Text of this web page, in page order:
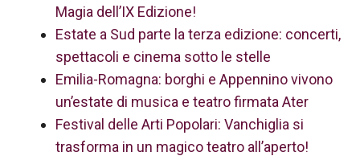
Magia dell’IX Edizione!
Estate a Sud parte la terza edizione: concerti,
spettacoli e cinema sotto le stelle
Emilia-Romagna: borghi e Appennino vivono
un’estate di musica e teatro firmata Ater
Festival delle Arti Popolari: Vanchiglia si
trasforma in un magico teatro all’aperto!